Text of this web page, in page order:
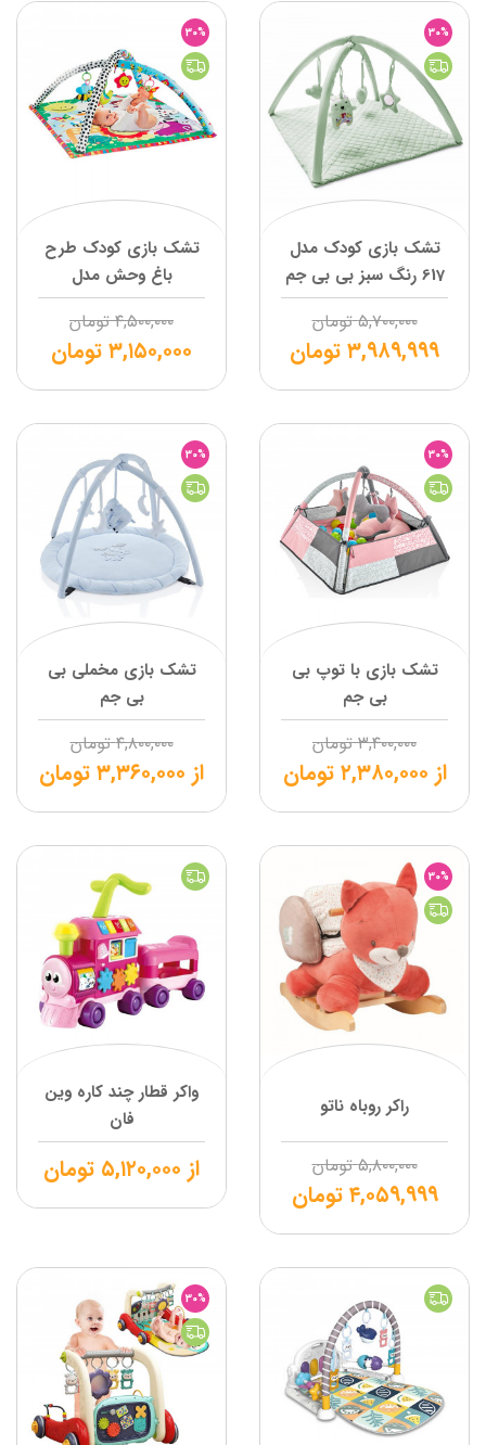
30%
تشک بازی کودک مدل
617 رنگ سبز بی بی جم
۵,۷۰۰,۰۰۰ تومان
۳,۹۸۹,۹۹۹تومان
30%
تشک بازی کودک طرح
باغ وحش مدل
ZOO485 بی بی جم
۴,۵۰۰,۰۰۰ تومان
۳,۱۵۰,۰۰۰تومان
30%
تشک بازی با توپ بی
بی جم
۳,۴۰۰,۰۰۰ تومان
از ۲,۳۸۰,۰۰۰ تومان
30%
تشک بازی مخملی بی
بی جم
۴,۸۰۰,۰۰۰ تومان
از ۳,۳۶۰,۰۰۰تومان
30%
راکر روباه ناتو
۵,۸۰۰,۰۰۰ تومان
۴,۰۵۹,۹۹۹ تومان
واکر قطار چند کاره وین
فان
از ۵,۱۲۰,۰۰۰ تومان
30%